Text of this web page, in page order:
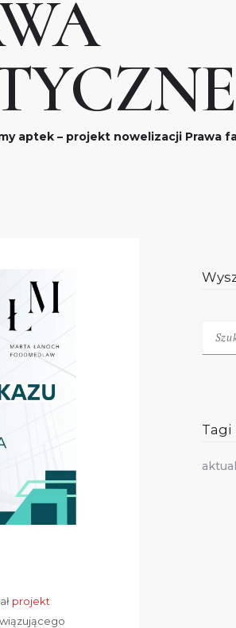
aptek – projekt nowelizacji Prawa
projekt
Tagi